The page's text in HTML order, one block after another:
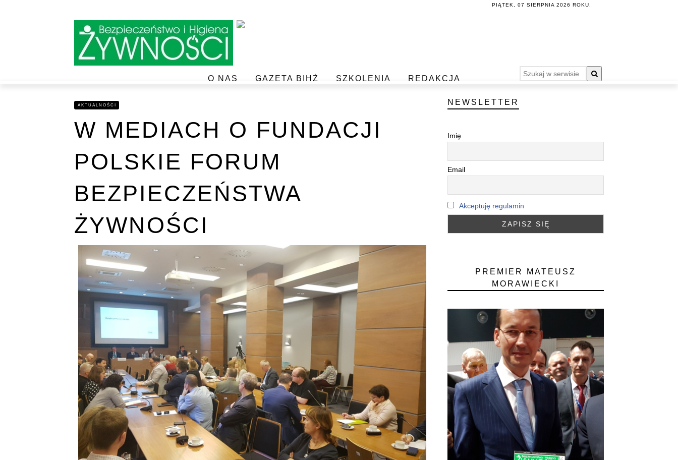
PIĄTEK, 07 SIERPNIA 2026 ROKU.
O NAS GAZETA BIHŻ SZKOLENIA REDAKCJA
AKTUALNOŚCI
W MEDIACH O FUNDACJI
POLSKIE FORUM
BEZPIECZEŃSTWA
ŻYWNOŚCI
NEWSLETTER
Imię
Email
Akceptuję regulamin
PREMIER MATEUSZ
MORAWIECKI